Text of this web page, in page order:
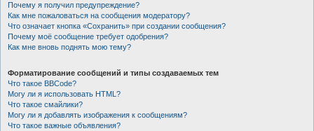
Почему я получил предупреждение?
Как мне пожаловаться на сообщения модератору?
Что означает кнопка «Сохранить» при создании сообщения?
Почему моё сообщение требует одобрения?
Как мне вновь поднять мою тему?
Форматирование сообщений и типы создаваемых тем
Что такое BBCode?
Могу ли я использовать HTML?
Что такое смайлики?
Могу ли я добавлять изображения к сообщениям?
Что такое важные объявления?